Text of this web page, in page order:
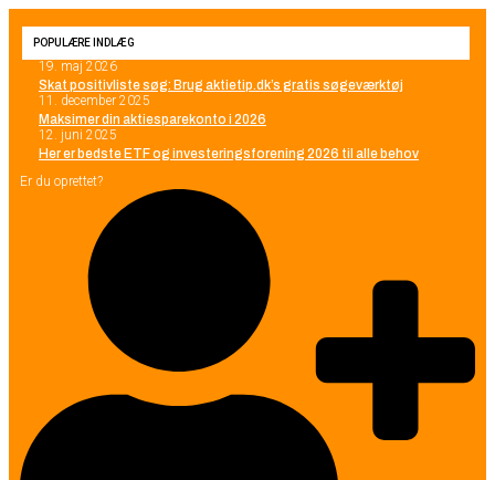
POPULÆRE INDLÆG
19. maj 2026
Skat positivliste søg: Brug aktietip.dk’s gratis søgeværktøj
11. december 2025
Maksimer din aktiesparekonto i 2026
12. juni 2025
Her er bedste ETF og investeringsforening 2026 til alle behov
Er du oprettet?